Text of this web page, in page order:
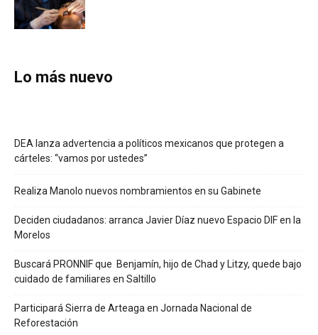
Lo más nuevo
DEA lanza advertencia a políticos mexicanos que protegen a
cárteles: “vamos por ustedes”
Realiza Manolo nuevos nombramientos en su Gabinete
Deciden ciudadanos: arranca Javier Díaz nuevo Espacio DIF en la
Morelos
Buscará PRONNIF que Benjamín, hijo de Chad y Litzy, quede bajo
cuidado de familiares en Saltillo
Participará Sierra de Arteaga en Jornada Nacional de
Reforestación